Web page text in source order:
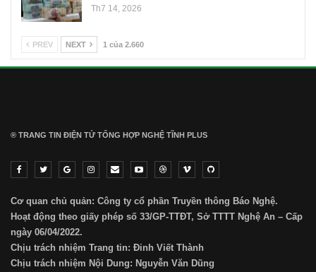
Th7 14, 2026
PREV NEXT 1 của 2.660
® TRANG TIN ĐIỆN TỬ ТỔNG HỢP NGHỆ TĨNH PLUS
Cơ quan chủ quản: Công ty cổ phần Truyền thông Báo Nghệ.
Hoạt động theo giấy phép số 33/GP-TTĐT, Sở TTTT Nghệ An – Cấp
ngày 06/04/2022.
Chịu trách nhiệm Trang tin: Đinh Viết Thành
Chịu trách nhiệm Nội Dung: Nguyễn Văn Dũng